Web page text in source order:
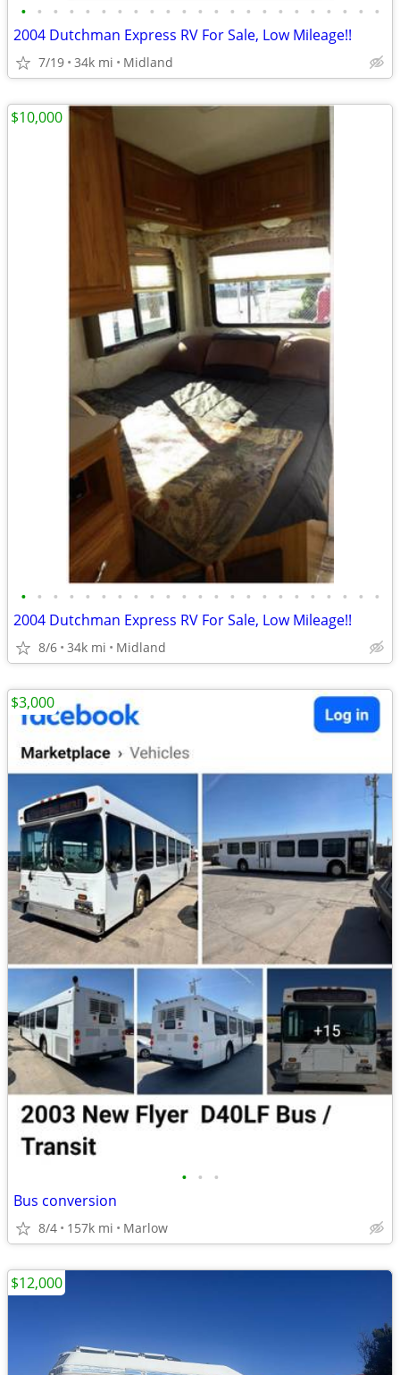
• • • • • • • • • • • • • • • • • • • • • • •
2004 Dutchman Express RV For Sale, Low Mileage!!
7/19 34k mi Midland
• • • • • • • • • • • • • • • • • • • • • • •
2004 Dutchman Express RV For Sale, Low Mileage!!
8/6 34k mi Midland
$10,000
• • •
Bus conversion
8/4 157k mi Marlow
$3,000
$12,000